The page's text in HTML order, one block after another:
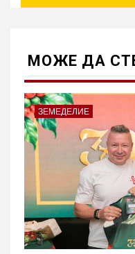
МОЖE ДА
ЗЕМЕДЕЛИЕ